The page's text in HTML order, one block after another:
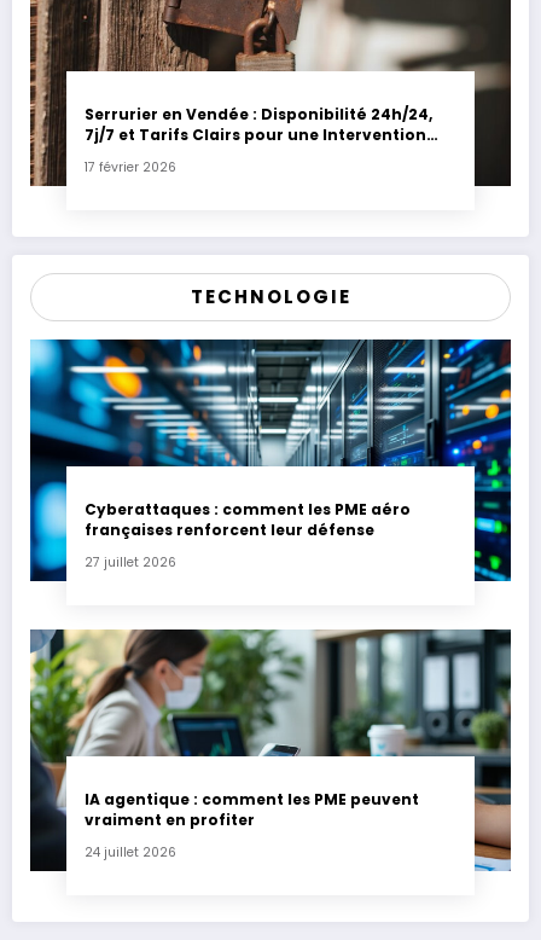
Serrurier en Vendée : Disponibilité 24h/24,
7j/7 et Tarifs Clairs pour une Intervention
17 février 2026
TECHNOLOGIE
Cyberattaques : comment les PME aéro
françaises renforcent leur défense
27 juillet 2026
IA agentique : comment les PME peuvent
vraiment en profiter
24 juillet 2026